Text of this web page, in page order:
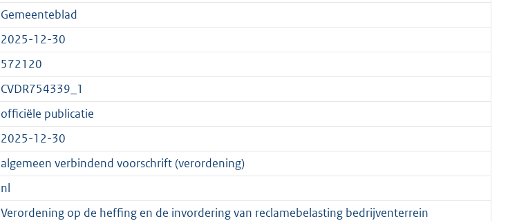
Gemeenteblad
2025-12-30
572120
CVDR754339_1
officiële publicatie
2025-12-30
algemeen verbindend voorschrift (verordening)
nl
Verordening op de heffing en de invordering van reclamebelasting bedrijventerrein